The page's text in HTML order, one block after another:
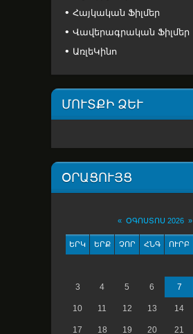
Հայկական Ֆիլմեր
Վավերագրական Ֆիլմեր
ԱռլեԿինո
ՄՈՒՏՔԻ ՁԵՒ
ՕՐԱՑՈՒՅՑ
« ՕԳՈՍՏՈՍ 2026 »
ԵՐԿ ԵՐՔ ՉՈՐ ՀՆԳ ՈՒՐԲ
3 4 5 6 7
10 11 12 13 14
17 18 19 20 21